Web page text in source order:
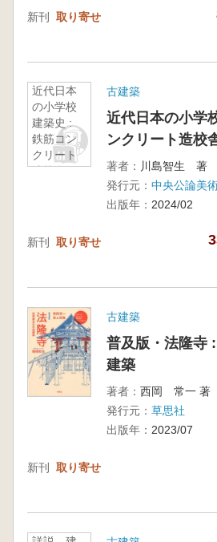
新刊 取り寄せ
近代日本
の小学校
建築史 :
鉄筋コン
クリート
造校舎の
古建築
近代日本の小学
ンクリート造校
著者： 川島智生 著
発行元： 中央公論美
出版年： 2024/02
新刊 取り寄せ
古建築
普及版・法隆寺
建築
著者：
発行元： 草思社
出版年： 2023/07
新刊 取り寄せ